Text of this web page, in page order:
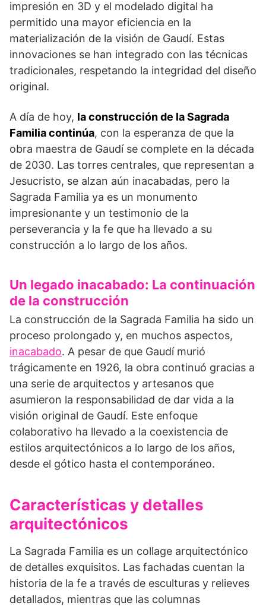
impresión en 3D y el modelado digital ha
permitido una mayor eficiencia en la
materialización de la visión de Gaudí. Estas
innovaciones se han integrado con las técnicas
tradicionales, respetando la integridad del diseño
original.
A día de hoy, la construcción de la Sagrada
Familia continúa, con la esperanza de que la
obra maestra de Gaudí se complete en la década
de 2030. Las torres centrales, que representan a
Jesucristo, se alzan aún inacabadas, pero la
Sagrada Familia ya es un monumento
impresionante y un testimonio de la
perseverancia y la fe que ha llevado a su
construcción a lo largo de los años.
Un legado inacabado: La continuación
de la construcción
La construcción de la Sagrada Familia ha sido un
proceso prolongado y, en muchos aspectos,
inacabado. A pesar de que Gaudí murió
trágicamente en 1926, la obra continuó gracias a
una serie de arquitectos y artesanos que
asumieron la responsabilidad de dar vida a la
visión original de Gaudí. Este enfoque
colaborativo ha llevado a la coexistencia de
estilos arquitectónicos a lo largo de los años,
desde el gótico hasta el contemporáneo.
Características y detalles
arquitectónicos
La Sagrada Familia es un collage arquitectónico
de detalles exquisitos. Las fachadas cuentan la
historia de la fe a través de esculturas y relieves
detallados, mientras que las columnas